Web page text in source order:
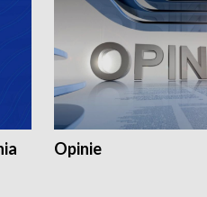
Opinie